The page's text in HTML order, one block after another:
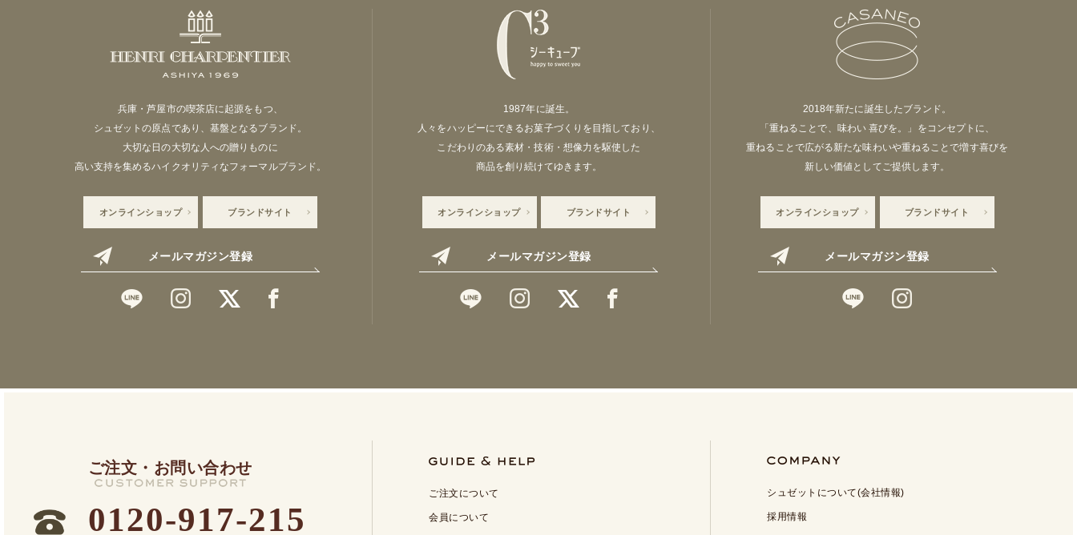
兵庫・芦屋市の喫茶店に起源をもつ、
シュゼットの原点であり、基盤となるブランド。
大切な日の大切な人への贈りものに
高い支持を集めるハイクオリティなフォーマルブランド。
オンラインショップ ブランドサイト
メールマガジン登録
1987年に誕生。
人々をハッピーにできるお菓子づくりを目指しており、
こだわりのある素材・技術・想像力を駆使した
商品を創り続けてゆきます。
オンラインショップ ブランドサイト
メールマガジン登録
2018年新たに誕生したブランド。
「重ねることで、味わい 喜びを。」をコンセプトに、
重ねることで広がる新たな味わいや重ねることで増す喜びを
新しい価値としてご提供します。
オンラインショップ ブランドサイト
メールマガジン登録
ご注文・お問い合わせ
0120-917-215
ご注文について
会員について
シュゼットについて(会社情報)
採用情報